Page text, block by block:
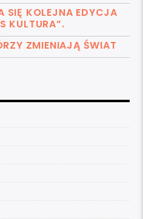
SIĘ KOLEJNA EDYCJA
KULTURA”.
ZMIENIAJĄ ŚWIAT